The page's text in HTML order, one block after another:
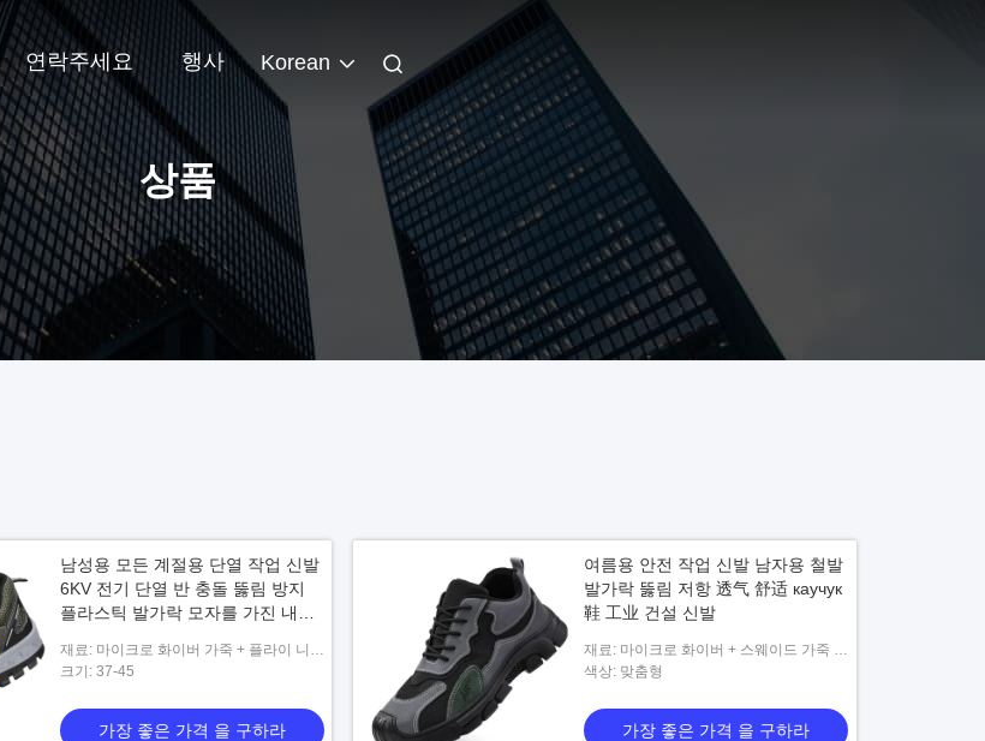
연락주세요 행사 Korean
상품
남성용 모든 계절용 단열 작업 신발
6KV 전기 단열 반 충돌 뚫림 방지
플라스틱 발가락 모자를 가진 내구
재료: 마이크로 화이버 가죽 + 플라이 니트
메쉬 어퍼 + 고무 아웃솔
크기: 37-45
가장 좋은 가격 을 구하라
여름용 안전 작업 신발 남자용 철발
발가락 뚫림 저항 透气 舒适 каучук
鞋 工业 건설 신발
재료: 마이크로 화이버 + 스웨이드 가죽 +
스틸 와이어 패브릭 + Kevlar 미드솔 + 고
색상: 맞춤형
가장 좋은 가격 을 구하라